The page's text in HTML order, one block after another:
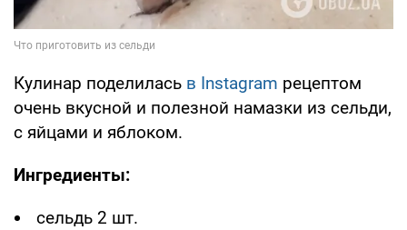
Кулинар поделилась в Instagram рецептом
очень вкусной и полезной намазки из сельди,
с яйцами и яблоком.
Ингредиенты:
сельдь 2 шт.